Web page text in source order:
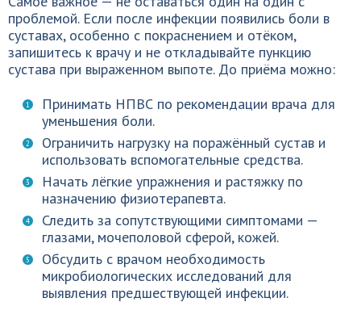
проблемой. Если после инфекции появились боли в
суставах, особенно с покраснением и отёком,
запишитесь к врачу и не откладывайте пункцию
сустава при выраженном выпоте. До приёма можно:
Принимать НПВС по рекомендации врача для
уменьшения боли.
Ограничить нагрузку на поражённый сустав и
использовать вспомогательные средства.
Начать лёгкие упражнения и растяжку по
назначению физиотерапевта.
Следить за сопутствующими симптомами —
глазами, мочеполовой сферой, кожей.
Обсудить с врачом необходимость
микробиологических исследований для
выявления предшествующей инфекции.